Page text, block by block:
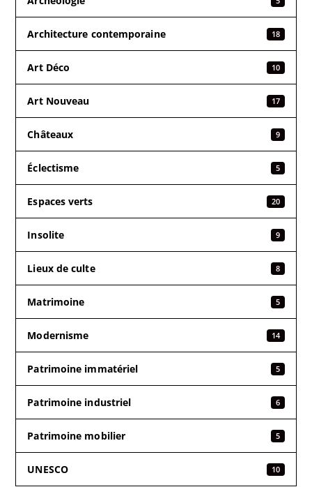
Architecture contemporaine 18
Art Déco 10
Art Nouveau 17
Châteaux 9
Éclectisme 5
Espaces verts 20
Insolite 9
Lieux de culte 8
Matrimoine 5
Modernisme 14
Patrimoine immatériel 5
Patrimoine industriel 6
Patrimoine mobilier 5
UNESCO 10